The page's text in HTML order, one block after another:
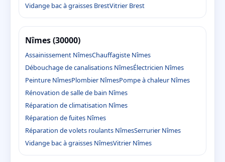
Vidange bac à graisses BrestVitrier Brest
Nîmes (30000)
Assainissement NîmesChauffagiste Nîmes
Débouchage de canalisations NîmesÉlectricien Nîmes
Peinture NîmesPlombier NîmesPompe à chaleur Nîmes
Rénovation de salle de bain Nîmes
Réparation de climatisation Nîmes
Réparation de fuites Nîmes
Réparation de volets roulants NîmesSerrurier Nîmes
Vidange bac à graisses NîmesVitrier Nîmes